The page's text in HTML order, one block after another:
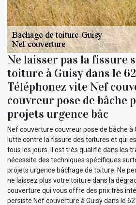
Ne laisser pas la fissure
toiture à Guisy dans le
Téléphonez vite Nef
couvreur pose de bâche
projets urgence bâc
Nef couverture couvreur pose de bâche à
lutte contre la fissure des toitures et qui
tous les jours. Il est très qualifié dans les
nécessite des techniques spécifiques
projets urgence bâchage de toiture. Ne
ne laissez plus votre toiture dans la
couverture qui vous offre des prix très
persiste Nef couverture à Guisy dans le